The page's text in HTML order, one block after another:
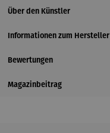
Über den Künstler
Informationen zum Hersteller
Bewertungen
Magazinbeitrag